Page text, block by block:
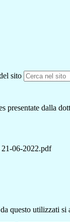
sito
presentate dalla
21-06-2022.pdf
questo utilizzati